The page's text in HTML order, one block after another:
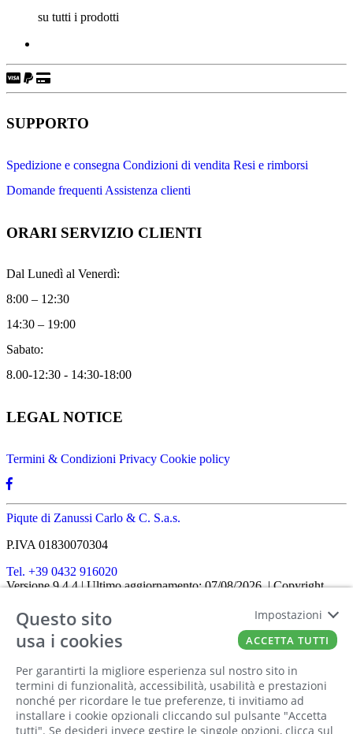
su tutti i prodotti
SUPPORTO
Spedizione e consegna Condizioni di vendita Resi e rimborsi
Domande frequenti Assistenza clienti
ORARI SERVIZIO CLIENTI
Dal Lunedì al Venerdì:
8:00 – 12:30
14:30 – 19:00
Sabato:
8.00-12:30 - 14:30-18:00
LEGAL NOTICE
Termini & Condizioni Privacy Cookie policy
Piqute di Zanussi Carlo & C. S.a.s.
P.IVA 01830070304
Tel. +39 0432 916020
Versione 9.4.4 | Ultimo aggiornamento: 07/08/2026 | Copyright
Home| Chi siamo| Approfondimenti
FATTO CON IL
DA EUROBUSINESS
Ciao! Stai usando un browser non più
supportato! Per fruire al meglio di questo
sito ti consigliamo di utilizzare un altro
browser!
Questo sito
usa i cookies
Per garantirti la migliore esperienza sul nostro sito in
termini di funzionalità, accessibilità, usabilità e prestazioni
nonché per ricordare le tue preferenze, ti invitiamo ad
installare i cookie opzionali cliccando sul pulsante "Accetta
tutti". Se desideri invece gestire le singole opzioni, clicca sul
Impostazioni
ACCETTA TUTTI